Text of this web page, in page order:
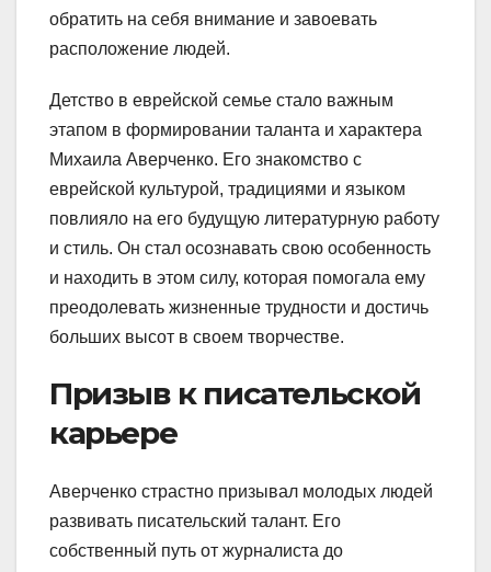
обратить на себя внимание и завоевать
расположение людей.
Детство в еврейской семье стало важным
этапом в формировании таланта и характера
Михаила Аверченко. Его знакомство с
еврейской культурой, традициями и языком
повлияло на его будущую литературную работу
и стиль. Он стал осознавать свою особенность
и находить в этом силу, которая помогала ему
преодолевать жизненные трудности и достичь
больших высот в своем творчестве.
Призыв к писательской
карьере
Аверченко страстно призывал молодых людей
развивать писательский талант. Его
собственный путь от журналиста до